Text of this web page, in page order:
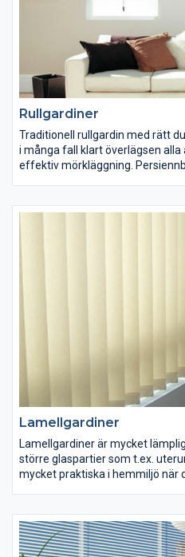
Rullgardiner
Traditionell rullgardin med rätt
i många fall klart överlägsen
effektiv mörkläggning.
modernare typen med kul-
elmotor kan du styra dina
eller varför inte koppla upp och
system som ditt hem kanske är
erbjuder vi många fina
mängder av färger, mönster
beroende på dina behov och
Lamellgardiner
Lamellgardiner är mycket
större glaspartier som t.ex.
mycket praktiska i hemmiljö när
många spännande färger och
En lamellgardin som levereras